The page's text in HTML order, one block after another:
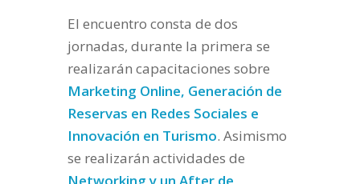
El encuentro consta de dos
jornadas, durante la primera se
realizarán capacitaciones sobre
Marketing Online, Generación de
Reservas en Redes Sociales e
Innovación en Turismo. Asimismo
se realizarán actividades de